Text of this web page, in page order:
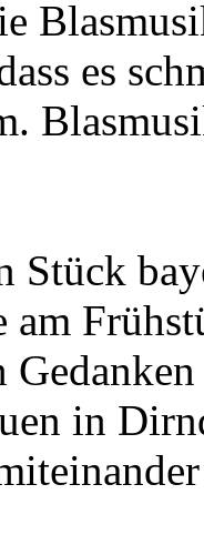
es
Stück
am
in